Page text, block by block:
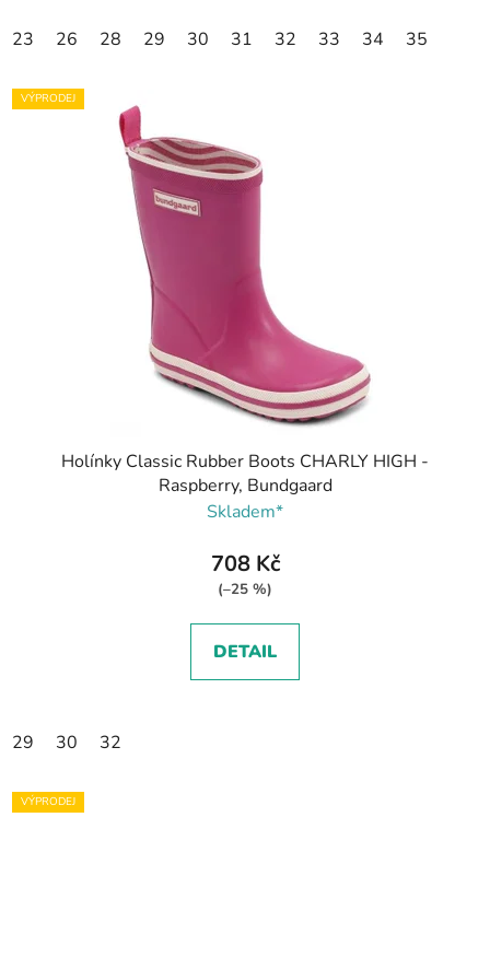
23 26 28 29 30 31 32 33 34 35
VÝPRODEJ
Holínky Classic Rubber Boots CHARLY HIGH -
Raspberry, Bundgaard
Skladem*
708 Kč
(–25 %)
DETAIL
29 30 32
VÝPRODEJ